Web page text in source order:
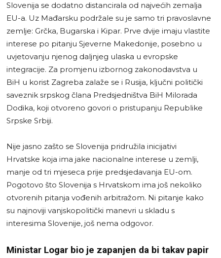
Slovenija se dodatno distancirala od najvećih zemalja
EU-a. Uz Mađarsku podržale su je samo tri pravoslavne
zemlje: Grčka, Bugarska i Kipar. Prve dvije imaju vlastite
interese po pitanju Sjeverne Makedonije, posebno u
uvjetovanju njenog daljnjeg ulaska u evropske
integracije. Za promjenu izbornog zakonodavstva u
BiH u korist Zagreba zalaže se i Rusija, ključni politički
saveznik srpskog člana Predsjedništva BiH Milorada
Dodika, koji otvoreno govori o pristupanju Republike
Srpske Srbiji.
Nije jasno zašto se Slovenija pridružila inicijativi
Hrvatske koja ima jake nacionalne interese u zemlji,
manje od tri mjeseca prije predsjedavanja EU-om.
Pogotovo što Slovenija s Hrvatskom ima još nekoliko
otvorenih pitanja vođenih arbitražom. Ni pitanje kako
su najnoviji vanjskopolitički manevri u skladu s
interesima Slovenije, još nema odgovor.
Ministar Logar bio je zapanjen da bi takav papir